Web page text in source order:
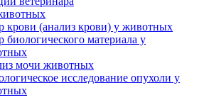
крови (анализ крови) у животных
биологического материала у
мочи животных
исследование опухоли у